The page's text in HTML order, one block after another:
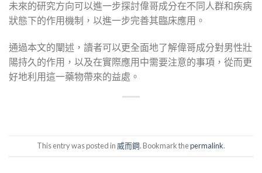
未來的研究方向可以進一步探討偉哥成分在不同人群和疾病
狀態下的作用機制，以進一步完善其臨床應用。
通過本文的闡述，讀者可以更全面地了解偉哥成分對男性壯
陽持久的作用，以及在實際應用中需要注意的事項，從而更
好地利用這一藥物帶來的益處。
This entry was posted in 威而鋼. Bookmark thepermalink.